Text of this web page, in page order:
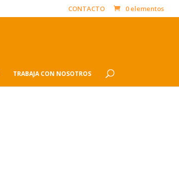
CONTACTO 0 elementos
TRABAJA CON NOSOTROS